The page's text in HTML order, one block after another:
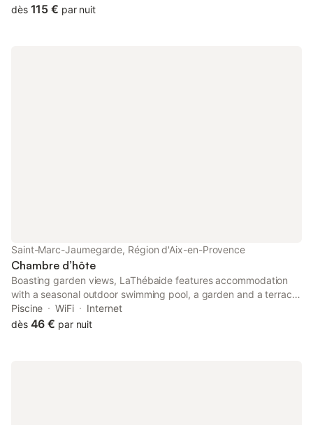
station.
dès 115 € par nuit
Saint-Marc-Jaumegarde, Région d'Aix-en-Provence
Chambre d’hôte
Boasting garden views, LaThébaide features accommodation
with a seasonal outdoor swimming pool, a garden and a terrace,
around 38 km from Les Terrasses du Port Shopping Centre.
Piscine WiFi
Internet
dès 46 € par nuit